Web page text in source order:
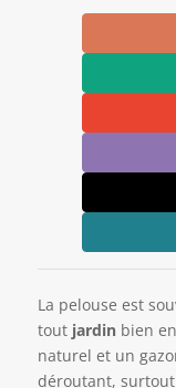
La pelouse est
tout jardin bien
naturel et un
déroutant,